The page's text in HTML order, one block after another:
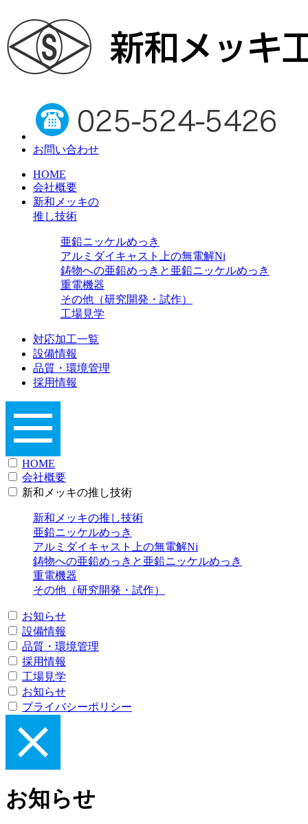
お問い合わせ
HOME
会社概要
新和メッキの
推し技術
亜鉛ニッケルめっき
アルミダイキャスト上の無電解Ni
鋳物への亜鉛めっきと亜鉛ニッケルめっき
重電機器
その他（研究開発・試作）
工場見学
対応加工一覧
設備情報
品質・環境管理
採用情報
HOME
会社概要
新和メッキの推し技術
新和メッキの推し技術
亜鉛ニッケルめっき
アルミダイキャスト上の無電解Ni
鋳物への亜鉛めっきと亜鉛ニッケルめっき
重電機器
その他（研究開発・試作）
お知らせ
設備情報
品質・環境管理
採用情報
工場見学
お知らせ
プライバシーポリシー
お知らせ